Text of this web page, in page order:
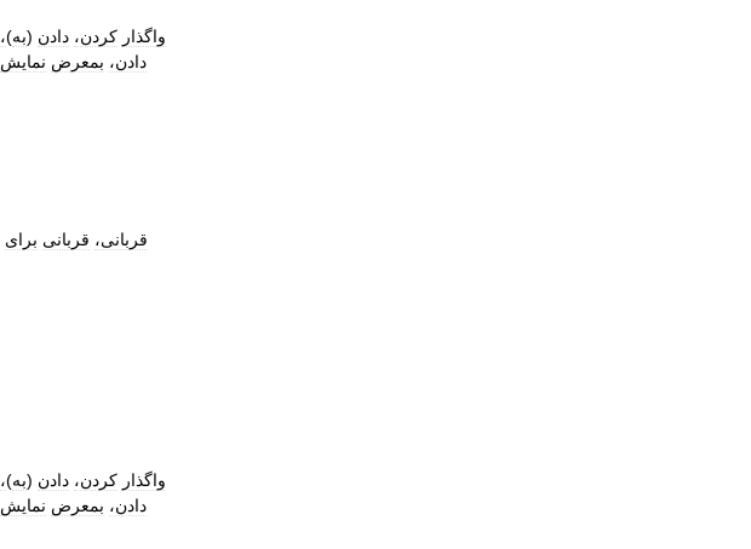
واگذار کردن، دادن (به)،
دادن، بمعرض نمایش
قربانی، قربانی برای
واگذار کردن، دادن (به)،
دادن، بمعرض نمایش